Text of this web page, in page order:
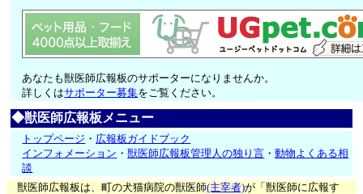
あなたも獣医師広報板のサポーターになりませんか。
詳しくはサポーター募集をご覧ください。
◆獣医師広報板メニュー
トップページ ・ 広報板ガイドブック
インフォメーション ・獣医師広報板管理人の独り言 ・動物よくある相
談
獣医師広報板は、町の犬猫病院の獣医師(主宰者)が「獣医師に広報す